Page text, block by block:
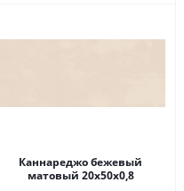
Каннареджо бежевый
матовый 20x50x0,8